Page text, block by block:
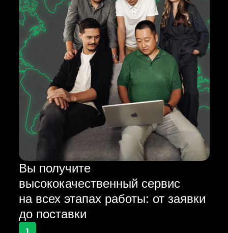
Вы получите
высококачественный сервис
на всех этапах работы: от заявки
до поставки
1